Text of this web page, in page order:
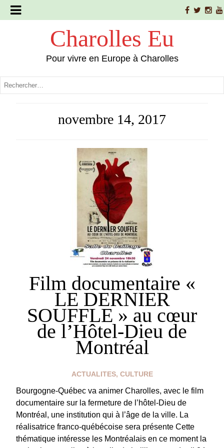
Charolles Eu
Pour vivre en Europe à Charolles
novembre 14, 2017
Film documentaire «
LE DERNIER
SOUFFLE » au cœur
de l’Hôtel-Dieu de
Montréal
ACTUALITES, CULTURE
Bourgogne-Québec va animer Charolles, avec le film
documentaire sur la fermeture de l’hôtel-Dieu de
Montréal, une institution qui à l’âge de la ville. La
réalisatrice franco-québécoise sera présente Cette
thématique intéresse les Montréalais en ce moment la